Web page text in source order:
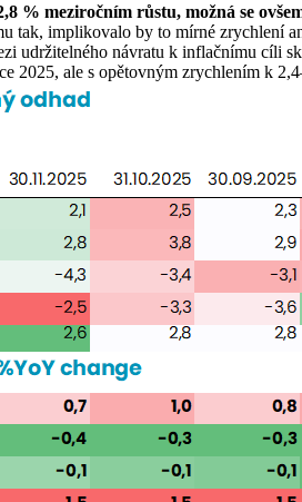
% meziročním růstu, možná se
implikovalo by to mírné zrychlení
udržitelného návratu k inflačnímu cíli
2025, ale s opětovným zrychlením k